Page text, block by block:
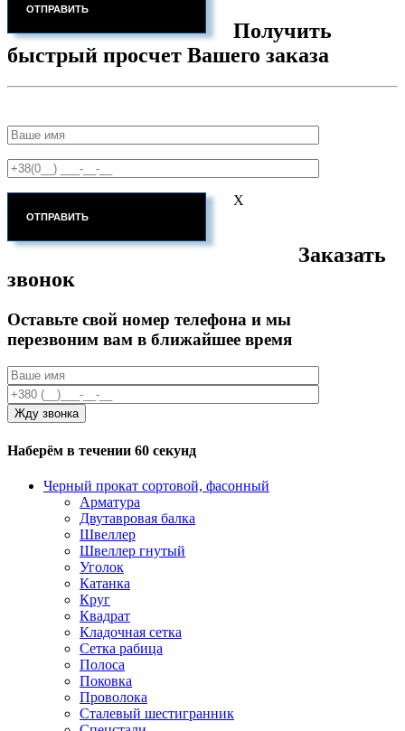
Получить
быстрый просчет Вашего заказа
X
Заказать
звонок
Оставьте свой номер телефона и мы
перезвоним вам в ближайшее время
Наберём в течении 60 секунд
Черный прокат сортовой, фасонный
Арматура
Двутавровая балка
Швеллер
Швеллер гнутый
Уголок
Катанка
Круг
Квадрат
Кладочная сетка
Сетка рабица
Полоса
Поковка
Проволока
Сталевый шестигранник